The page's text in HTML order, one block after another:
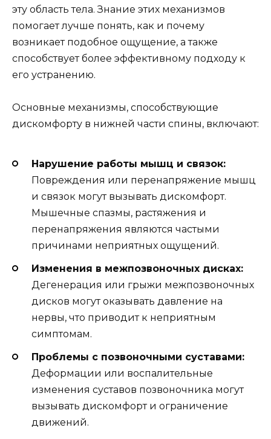
эту область тела. Знание этих механизмов
помогает лучше понять, как и почему
возникает подобное ощущение, а также
способствует более эффективному подходу к
его устранению.
Основные механизмы, способствующие
дискомфорту в нижней части спины, включают:
Нарушение работы мышц и связок:
Повреждения или перенапряжение мышц
и связок могут вызывать дискомфорт.
Мышечные спазмы, растяжения и
перенапряжения являются частыми
причинами неприятных ощущений.
Изменения в межпозвоночных дисках:
Дегенерация или грыжи межпозвоночных
дисков могут оказывать давление на
нервы, что приводит к неприятным
симптомам.
Проблемы с позвоночными суставами:
Деформации или воспалительные
изменения суставов позвоночника могут
вызывать дискомфорт и ограничение
движений.